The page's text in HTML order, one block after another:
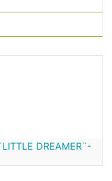
DREAMER¨-